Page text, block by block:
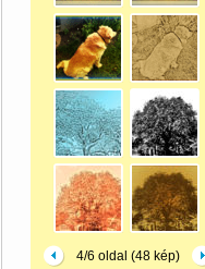
4/6 oldal (48 kép)